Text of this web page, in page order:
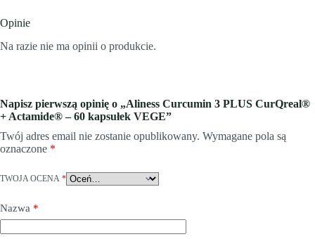
Opinie
Na razie nie ma opinii o produkcie.
Napisz pierwszą opinię o „Aliness Curcumin 3 PLUS CurQreal®
+ Actamide® – 60 kapsułek VEGE”
Twój adres email nie zostanie opublikowany. Wymagane pola są
oznaczone *
TWOJA OCENA *
Nazwa *